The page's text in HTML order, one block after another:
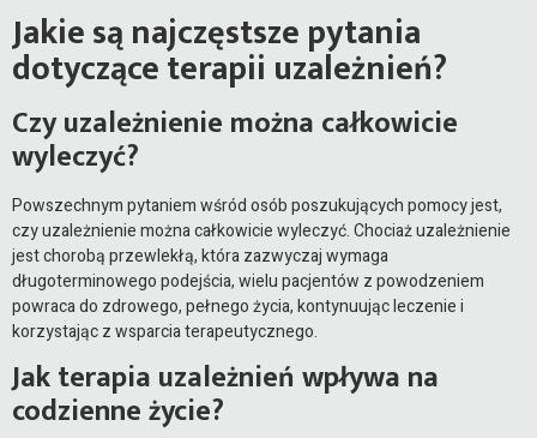
Jakie są najczęstsze pytania
dotyczące terapii uzależnień?
Czy uzależnienie można całkowicie
wyleczyć?
Powszechnym pytaniem wśród osób poszukujących pomocy jest,
czy uzależnienie można całkowicie wyleczyć. Chociaż uzależnienie
jest chorobą przewlekłą, która zazwyczaj wymaga
długoterminowego podejścia, wielu pacjentów z powodzeniem
powraca do zdrowego, pełnego życia, kontynuując leczenie i
korzystając z wsparcia terapeutycznego.
Jak terapia uzależnień wpływa na
codzienne życie?